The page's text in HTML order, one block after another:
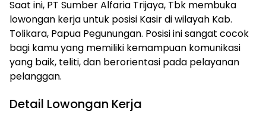
Saat ini, PT Sumber Alfaria Trijaya, Tbk membuka
lowongan kerja untuk posisi Kasir di wilayah Kab.
Tolikara, Papua Pegunungan. Posisi ini sangat cocok
bagi kamu yang memiliki kemampuan komunikasi
yang baik, teliti, dan berorientasi pada pelayanan
pelanggan.
Detail Lowongan Kerja